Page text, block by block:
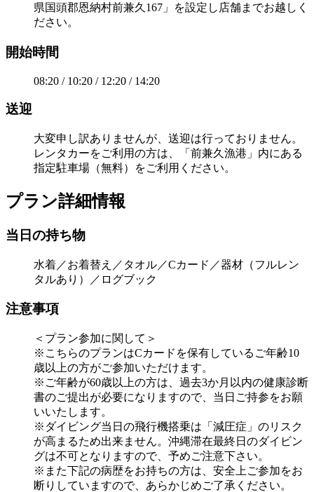
県国頭郡恩納村前兼久167」を設定し店舗までお越しく
ださい。
開始時間
08:20 / 10:20 / 12:20 / 14:20
送迎
大変申し訳ありませんが、送迎は行っておりません。
レンタカーをご利用の方は、「前兼久漁港」内にある
指定駐車場（無料）をご利用ください。
プラン詳細情報
当日の持ち物
水着／お着替え／タオル／Cカード／器材（フルレン
タルあり）／ログブック
注意事項
＜プラン参加に関して＞
※こちらのプランはCカードを保有しているご年齢10
歳以上の方がご参加いただけます。
※ご年齢が60歳以上の方は、過去3か月以内の健康診断
書のご提出が必要になりますので、当日ご持参をお願
いいたします。
※ダイビング当日の飛行機搭乗は「減圧症」のリスク
が高まるため出来ません。沖縄滞在最終日のダイビン
グは不可となりますので、予めご注意下さい。
※また下記の病歴をお持ちの方は、安全上ご参加をお
断りしていますので、あらかじめご了承ください。